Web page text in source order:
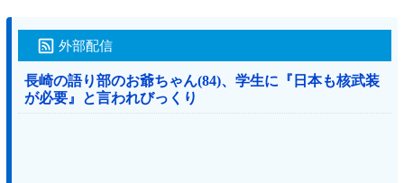
外部配信
長崎の語り部のお爺ちゃん(84)、学生に『日本も核武装
が必要』と言われびっくり